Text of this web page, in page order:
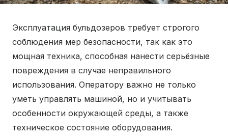
Эксплуатация бульдозеров требует строгого
соблюдения мер безопасности, так как это
мощная техника, способная нанести серьёзные
повреждения в случае неправильного
использования. Оператору важно не только
уметь управлять машиной, но и учитывать
особенности окружающей среды, а также
техническое состояние оборудования.